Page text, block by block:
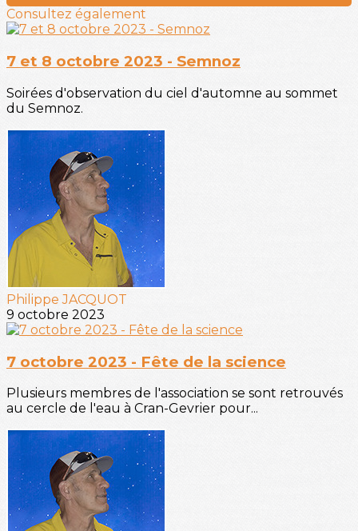
Consultez également
7 et 8 octobre 2023 - Semnoz
Soirées d'observation du ciel d'automne au sommet
du Semnoz.
Philippe JACQUOT
9 octobre 2023
7 octobre 2023 - Fête de la science
Plusieurs membres de l'association se sont retrouvés
au cercle de l'eau à Cran-Gevrier pour...